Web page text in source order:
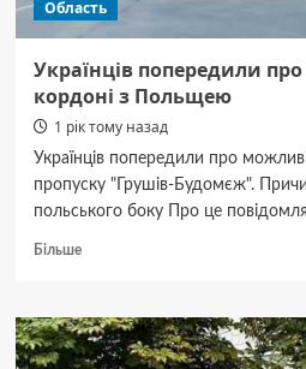
Києву
Область
Українців попередили
кордоні з Польщею
1 рік тому назад
Українців попередили про
пропуску "Грушів-Будомєж".
польського боку Про це
БільшеДокладніше
попередили
про
обмеження